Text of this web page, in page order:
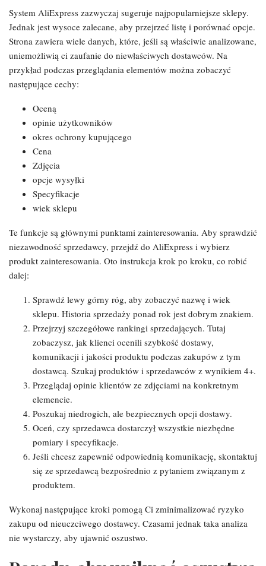
System AliExpress zazwyczaj sugeruje najpopularniejsze sklepy.
Jednak jest wysoce zalecane, aby przejrzeć listę i porównać opcje.
Strona zawiera wiele danych, które, jeśli są właściwie analizowane,
uniemożliwią ci zaufanie do niewłaściwych dostawców. Na
przykład podczas przeglądania elementów można zobaczyć
następujące cechy:
Oceną
opinie użytkowników
okres ochrony kupującego
Cena
Zdjęcia
opcje wysyłki
Specyfikacje
wiek sklepu
Te funkcje są głównymi punktami zainteresowania. Aby sprawdzić
niezawodność sprzedawcy, przejdź do AliExpress i wybierz
produkt zainteresowania. Oto instrukcja krok po kroku, co robić
dalej:
Sprawdź lewy górny róg, aby zobaczyć nazwę i wiek
sklepu. Historia sprzedaży ponad rok jest dobrym znakiem.
Przejrzyj szczegółowe rankingi sprzedających. Tutaj
zobaczysz, jak klienci ocenili szybkość dostawy,
komunikacji i jakości produktu podczas zakupów z tym
dostawcą. Szukaj produktów i sprzedawców z wynikiem 4+.
Przeglądaj opinie klientów ze zdjęciami na konkretnym
elemencie.
Poszukaj niedrogich, ale bezpiecznych opcji dostawy.
Oceń, czy sprzedawca dostarczył wszystkie niezbędne
pomiary i specyfikacje.
Jeśli chcesz zapewnić odpowiednią komunikację, skontaktuj
się ze sprzedawcą bezpośrednio z pytaniem związanym z
produktem.
Wykonaj następujące kroki pomogą Ci zminimalizować ryzyko
zakupu od nieuczciwego dostawcy. Czasami jednak taka analiza
nie wystarczy, aby ujawnić oszustwo.